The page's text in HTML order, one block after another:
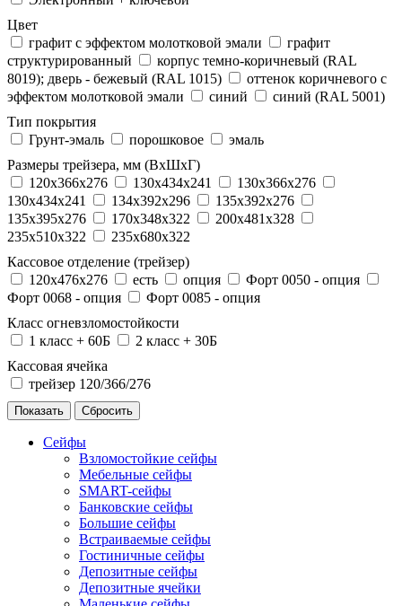
Цвет
графит с эффектом молотковой эмали
графит
структурированный
корпус темно-коричневый (RAL
8019); дверь - бежевый (RAL 1015)
оттенок коричневого с
эффектом молотковой эмали
синий
синий (RAL 5001)
Тип покрытия
Грунт-эмаль
порошковое
эмаль
Размеры трейзера, мм (ВхШхГ)
120x366x276
130x434x241
130х366х276
130х434х241
134x392x296
135x392x276
135x395x276
170x348x322
200x481x328
235x510x322
235x680x322
Кассовое отделение (трейзер)
120х476х276
есть опция
Форт 0050 - опция
Форт 0068 - опция
Форт 0085 - опция
Класс огневзломостойкости
1 класс + 60Б
2 класс + 30Б
Кассовая ячейка
трейзер 120/366/276
Сейфы
Взломостойкие сейфы
Мебельные сейфы
SMART-сейфы
Банковские сейфы
Большие сейфы
Встраиваемые сейфы
Гостиничные сейфы
Депозитные сейфы
Депозитные ячейки